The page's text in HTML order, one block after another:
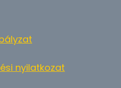
nyilatkozat